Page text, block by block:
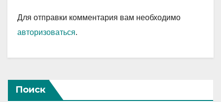
Для отправки комментария вам необходимо
авторизоваться.
Поиск